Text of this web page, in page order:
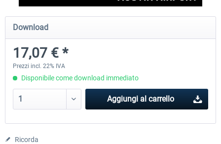
FSDG - Greenland Kulusuk MSFS
9,22 € *
Download
17,07 € *
Prezzi incl. 22% IVA
Disponibile come download immediato
Aggiungi al carrello
Ricorda